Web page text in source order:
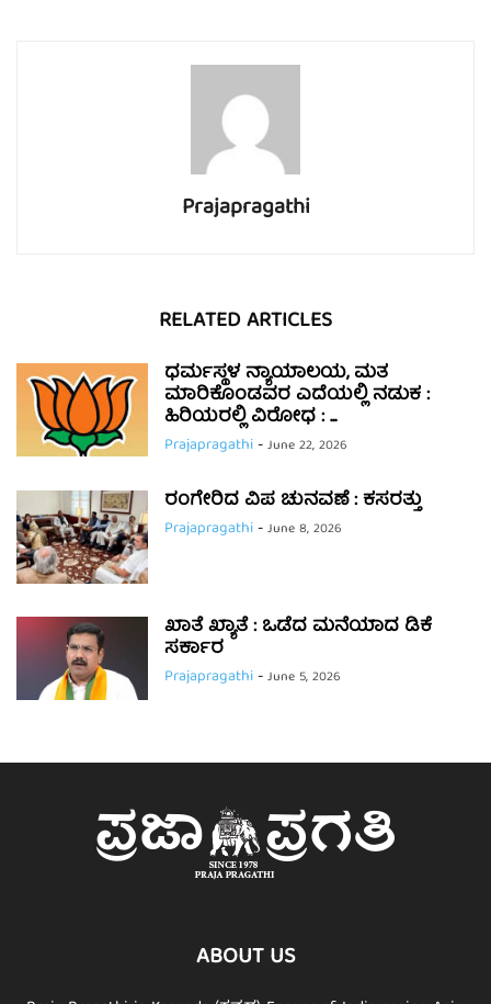
Prajapragathi
RELATED ARTICLES
ಧರ್ಮಸ್ಥಳ ನ್ಯಾಯಾಲಯ, ಮತ
ಮಾರಿಕೊಂಡವರ ಎದೆಯಲ್ಲಿ ನಡುಕ :
ಹಿರಿಯರಲ್ಲಿ ವಿರೋಧ : ...
Prajapragathi-June 22, 2026
ರಂಗೇರಿದ ವಿಪ ಚುನವಣೆ : ಕಸರತ್ತು
Prajapragathi-June 8, 2026
ಖಾತೆ ಖ್ಯಾತೆ : ಒಡೆದ ಮನೆಯಾದ ಡಿಕೆ
ಸರ್ಕಾರ
Prajapragathi-June 5, 2026
ABOUT US